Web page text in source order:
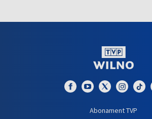
Abonament TVP